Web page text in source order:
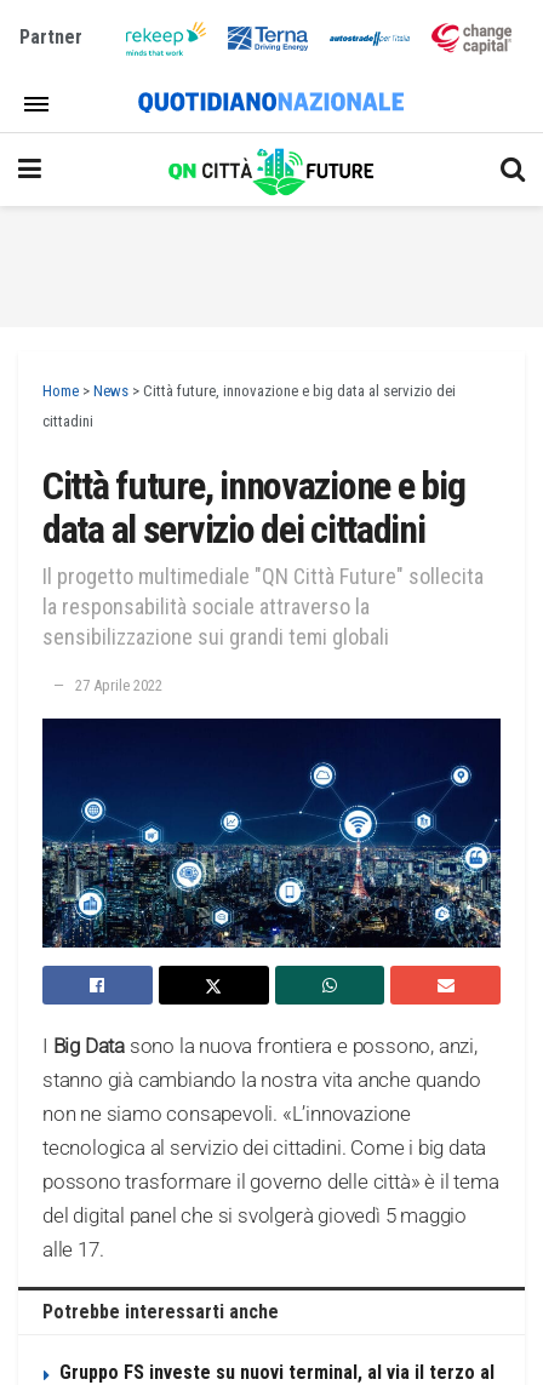
Partner
Home > News > Città future, innovazione e big data al servizio dei
cittadini
Città future, innovazione e big
data al servizio dei cittadini
Il progetto multimediale "QN Città Future" sollecita
la responsabilità sociale attraverso la
sensibilizzazione sui grandi temi globali
27 Aprile 2022
I Big Data sono la nuova frontiera e possono, anzi,
stanno già cambiando la nostra vita anche quando
non ne siamo consapevoli. «L’innovazione
tecnologica al servizio dei cittadini. Come i big data
possono trasformare il governo delle città» è il tema
del digital panel che si svolgerà giovedì 5 maggio
alle 17.
Potrebbe interessarti anche
Gruppo FS investe su nuovi terminal, al via il terzo al